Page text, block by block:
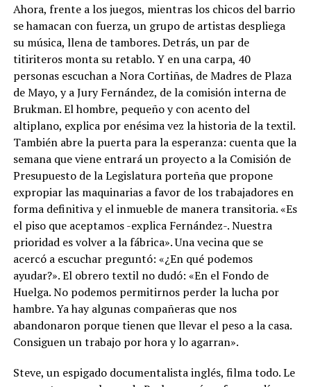
Ahora, frente a los juegos, mientras los chicos del barrio
se hamacan con fuerza, un grupo de artistas despliega
su música, llena de tambores. Detrás, un par de
titiriteros monta su retablo. Y en una carpa, 40
personas escuchan a Nora Cortiñas, de Madres de Plaza
de Mayo, y a Jury Fernández, de la comisión interna de
Brukman. El hombre, pequeño y con acento del
altiplano, explica por enésima vez la historia de la textil.
También abre la puerta para la esperanza: cuenta que la
semana que viene entrará un proyecto a la Comisión de
Presupuesto de la Legislatura porteña que propone
expropiar las maquinarias a favor de los trabajadores en
forma definitiva y el inmueble de manera transitoria. «Es
el piso que aceptamos -explica Fernández-. Nuestra
prioridad es volver a la fábrica». Una vecina que se
acercó a escuchar preguntó: «¿En qué podemos
ayudar?». El obrero textil no dudó: «En el Fondo de
Huelga. No podemos permitirnos perder la lucha por
hambre. Ya hay algunas compañeras que nos
abandonaron porque tienen que llevar el peso a la casa.
Consiguen un trabajo por hora y lo agarran».
Steve, un espigado documentalista inglés, filma todo. Le